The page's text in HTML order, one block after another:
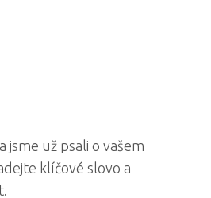
jsme už psali o vašem
klíčové slovo a